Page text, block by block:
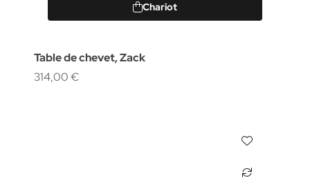
Chariot
Table de chevet, Zack
314,00 €